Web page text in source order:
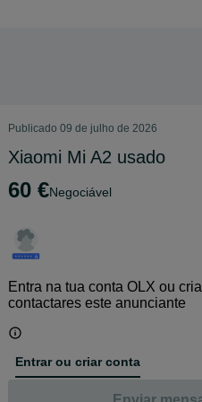
Publicado 09 de julho de 2026
Xiaomi Mi A2 usado
60 € Negociável
Entra na tua conta OLX ou
contactares este anunciante
Entrar ou criar conta